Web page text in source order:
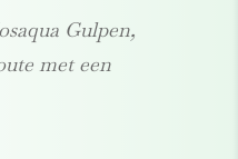
Gulpen,
met een